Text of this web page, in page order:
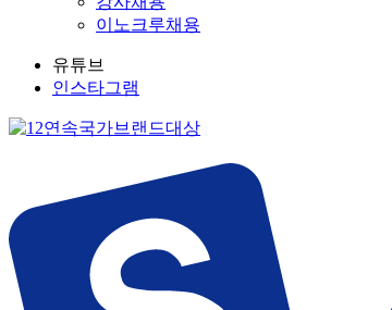
이노크루채용
유튜브
인스타그램